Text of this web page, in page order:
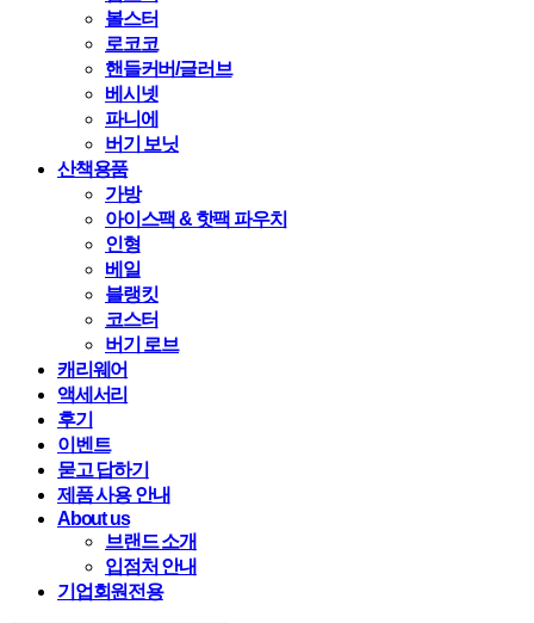
볼스터
로코코
핸들커버/글러브
베시넷
파니에
버기 보닛
산책용품
가방
아이스팩 & 핫팩 파우치
인형
베일
블랭킷
코스터
버기 로브
캐리웨어
액세서리
후기
이벤트
묻고 답하기
제품 사용 안내
About us
브랜드 소개
입점처 안내
기업회원전용